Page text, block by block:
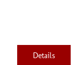
Details